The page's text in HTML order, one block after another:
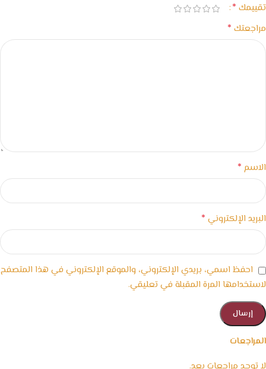
المراجعات
تقييمك *
مراجعتك *
الاسم *
البريد الإلكتروني *
احفظ اسمي، بريدي الإلكتروني، والموقع الإلكتروني في هذا المتصفح
لاستخدامها المرة المقبلة في تعليقي.